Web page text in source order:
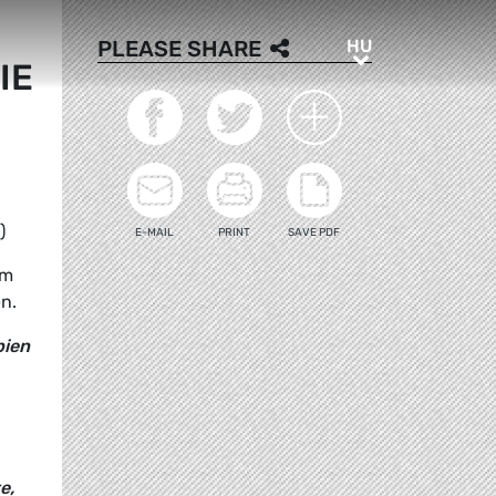
HUHU
PLEASE SHARE
E-MAIL PRINT SAVE PDF